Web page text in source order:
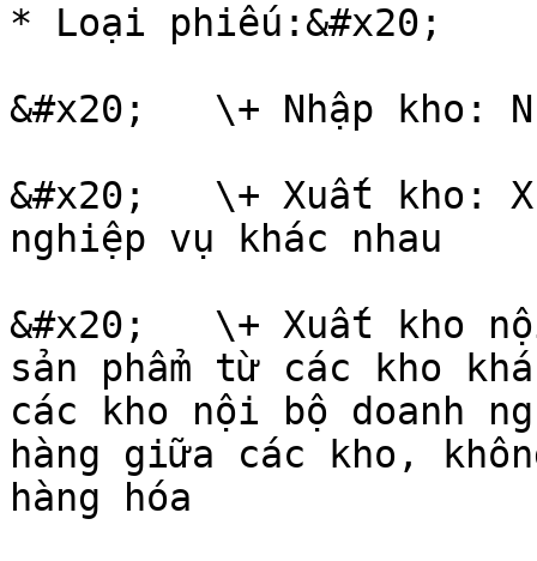
* Loại phiếu:&#x20;
&#x20;   \+ Nhập kho:
&#x20;   \+ Xuất kho:
nghiệp vụ khác nhau
&#x20;   \+ Xuất kho
sản phẩm từ các kho
các kho nội bộ doanh
hàng giữa các kho,
hàng hóa